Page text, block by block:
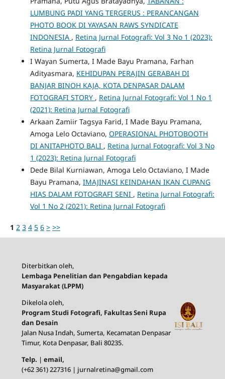
LUMBUNG PADI YANG TERGERUS : PERANCANGAN
PHOTO BOOK DI YAYASAN RAWS SYNDICATE
INDONESIA , Retina Jurnal Fotografi: Vol 3 No 1 (2023):
Retina Jurnal Fotografi
I Wayan Sumerta, I Made Bayu Pramana, Farhan
Adityasmara, KEHIDUPAN PERAJIN GERABAH DI
BANJAR BINOH KAJA, KOTA DENPASAR DALAM
FOTOGRAFI STORY , Retina Jurnal Fotografi: Vol 1 No 1
(2021): Retina Jurnal Fotografi
Arkaan Zamiir Tagsya Farid, I Made Bayu Pramana,
Amoga Lelo Octaviano, OPERASIONAL PHOTOBOOTH
DI ANITAPHOTO BALI , Retina Jurnal Fotografi: Vol 3 No
1 (2023): Retina Jurnal Fotografi
Dede Bilal Kurniawan, Amoga Lelo Octaviano, I Made
Bayu Pramana, IMAJINASI KEINDAHAN IKAN CUPANG
HIAS DALAM FOTOGRAFI SENI , Retina Jurnal Fotografi:
Vol 1 No 2 (2021): Retina Jurnal Fotografi
1 2 3 4 5 6 > >>
Diterbitkan oleh,
Lembaga Penelitian dan Pengabdian kepada
Masyarakat (LPPM)
Dikelola oleh,
Program Studi Fotografi, Fakultas Seni Rupa
dan Desain
Jalan Nusa Indah, Sumerta, Kecamatan Denpasar
Timur, Kota Denpasar, Bali 80235.
Telp. | email,
(+62 361) 227316 | jurnalretina@gmail.com